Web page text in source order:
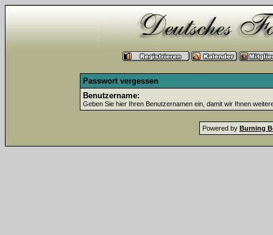
Passwort vergessen
Benutzername:
Geben Sie hier Ihren Benutzernamen ein, damit wir Ihnen
Powered by Burning